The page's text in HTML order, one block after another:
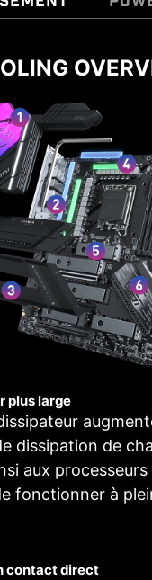
plus large
dissipation de
aux
fonctionner à
contact direct
mère dispose
directe avec
permettent d'en
Grâce à deux
à 8 broches
de 105 A, la
WIFI est prête
processeurs haut
1
PHASE
ALIMENTATION
GT